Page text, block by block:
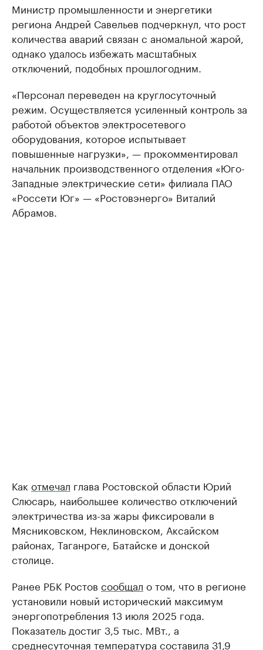
Министр промышленности и энергетики
региона Андрей Савельев подчеркнул, что рост
количества аварий связан с аномальной жарой,
однако удалось избежать масштабных
отключений, подобных прошлогодним.
«Персонал переведен на круглосуточный
режим. Осуществляется усиленный контроль за
работой объектов электросетевого
оборудования, которое испытывает
повышенные нагрузки», — прокомментировал
начальник производственного отделения «Юго-
Западные электрические сети» филиала ПАО
«Россети Юг» — «Ростовэнерго» Виталий
Абрамов.
Как отмечал глава Ростовской области Юрий
Слюсарь, наибольшее количество отключений
электричества из-за жары фиксировали в
Мясниковском, Неклиновском, Аксайском
районах, Таганроге, Батайске и донской
столице.
Ранее РБК Ростов сообщал о том, что в регионе
установили новый исторический максимум
энергопотребления 13 июля 2025 года.
Показатель достиг 3,5 тыс. МВт., а
среднесуточная температура составила 31,9